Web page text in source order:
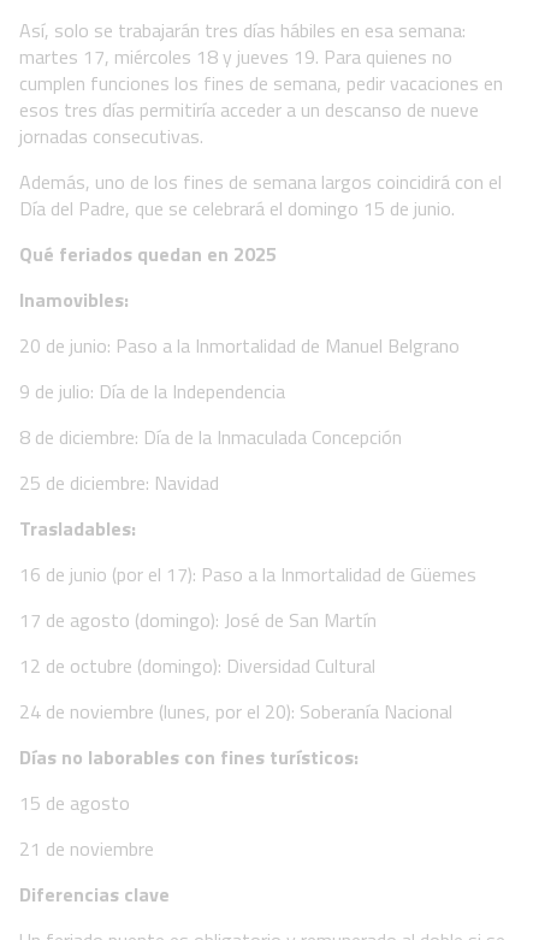
Así, solo se trabajarán tres días hábiles en esa semana:
martes 17, miércoles 18 y jueves 19. Para quienes no
cumplen funciones los fines de semana, pedir vacaciones en
esos tres días permitiría acceder a un descanso de nueve
jornadas consecutivas.
Además, uno de los fines de semana largos coincidirá con el
Día del Padre, que se celebrará el domingo 15 de junio.
Qué feriados quedan en 2025
Inamovibles:
20 de junio: Paso a la Inmortalidad de Manuel Belgrano
9 de julio: Día de la Independencia
8 de diciembre: Día de la Inmaculada Concepción
25 de diciembre: Navidad
Trasladables:
16 de junio (por el 17): Paso a la Inmortalidad de Güemes
17 de agosto (domingo): José de San Martín
12 de octubre (domingo): Diversidad Cultural
24 de noviembre (lunes, por el 20): Soberanía Nacional
Días no laborables con fines turísticos:
15 de agosto
21 de noviembre
Diferencias clave